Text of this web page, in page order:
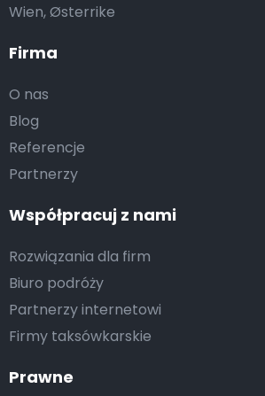
Firma
O nas
Blog
Referencje
Partnerzy
Współpracuj z nami
Rozwiązania dla firm
Biuro podróży
Partnerzy internetowi
Firmy taksówkarskie
Prawne
Wien, Østerrike